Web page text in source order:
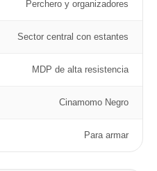
Perchero y organizadores
Sector central con estantes
MDP de alta resistencia
Cinamomo Negro
Para armar